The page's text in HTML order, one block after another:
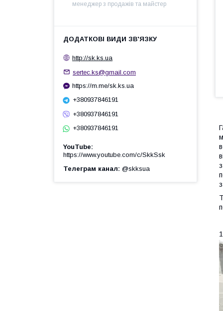
менеджер з продажів та майстер
http://sk.ks.ua
sertec.ks@gmail.com
https://m.me/sk.ks.ua
+380937846191
+380937846191
+380937846191
YouTube
https://www.youtube.com/c/SkkSsk
Телеграм канал @skksua